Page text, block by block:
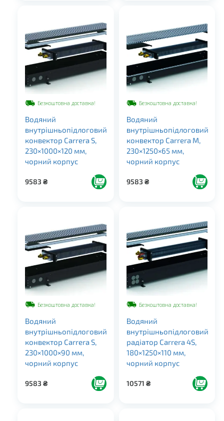
Безкоштовна доставка!
Водяний
внутрішньопідлоговий
конвектор Carrera S,
230×1000×120 мм,
чорний корпус
9583 ₴
Безкоштовна доставка!
Водяний
внутрішньопідлоговий
конвектор Carrera M,
230×1250×65 мм,
чорний корпус
9583 ₴
Безкоштовна доставка!
Водяний
внутрішньопідлоговий
конвектор Carrera S,
230×1000×90 мм,
чорний корпус
9583 ₴
Безкоштовна доставка!
Водяний
внутрішньопідлоговий
радіатор Carrera 4S,
180×1250×110 мм,
чорний корпус
10571 ₴